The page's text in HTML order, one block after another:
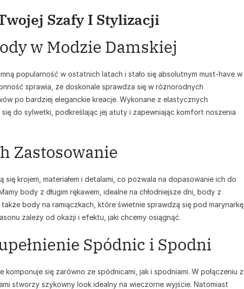
Szafy I Stylizacji
w Modzie Damskiej
popularność w ostatnich latach i stało się absolutnym must-have w
sprawia, że doskonale sprawdza się w różnorodnych
po bardziej eleganckie kreacje. Wykonane z elastycznych
do sylwetki, podkreślając jej atuty i zapewniając komfort noszenia
Zastosowanie
krojem, materiałem i detalami, co pozwala na dopasowanie ich do
body z długim rękawem, idealne na chłodniejsze dni, body z
body na ramiączkach, które świetnie sprawdzą się pod marynarkę
zależy od okazji i efektu, jaki chcemy osiągnąć.
Spódnic i Spodni
komponuje się zarówno ze spódnicami, jak i spodniami. W połączeniu z
stworzy szykowny look idealny na wieczorne wyjście. Natomiast